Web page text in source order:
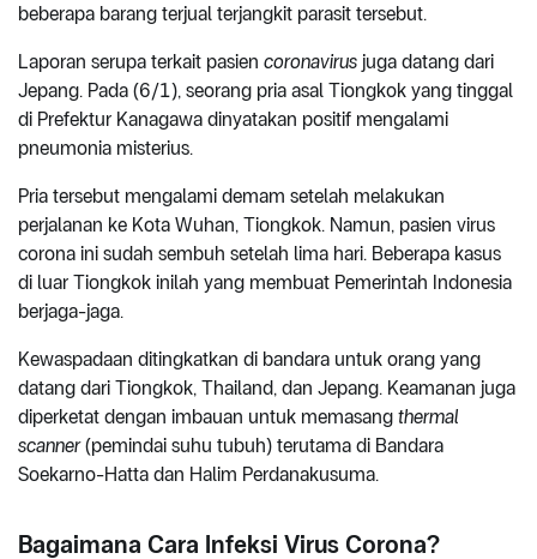
beberapa barang terjual terjangkit parasit tersebut.
Laporan serupa terkait pasien coronavirus juga datang dari
Jepang. Pada (6/1), seorang pria asal Tiongkok yang tinggal
di Prefektur Kanagawa dinyatakan positif mengalami
pneumonia misterius.
Pria tersebut mengalami demam setelah melakukan
perjalanan ke Kota Wuhan, Tiongkok. Namun, pasien virus
corona ini sudah sembuh setelah lima hari. Beberapa kasus
di luar Tiongkok inilah yang membuat Pemerintah Indonesia
berjaga-jaga.
Kewaspadaan ditingkatkan di bandara untuk orang yang
datang dari Tiongkok, Thailand, dan Jepang. Keamanan juga
diperketat dengan imbauan untuk memasang thermal
scanner(pemindai suhu tubuh) terutama di Bandara
Soekarno-Hatta dan Halim Perdanakusuma.
Bagaimana Cara Infeksi Virus Corona?